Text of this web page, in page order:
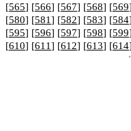
[565] [566] [567] [568] [569
[580] [581] [582] [583] [584
[595] [596] [597] [598] [599
[610] [611] [612] [613] [614